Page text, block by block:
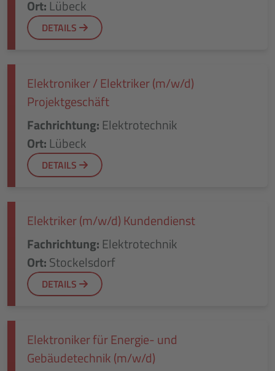
Ort: Lübeck
DETAILS
Elektroniker / Elektriker (m/w/d)
Projektgeschäft
Fachrichtung: Elektrotechnik
Ort: Lübeck
DETAILS
Elektriker (m/w/d) Kundendienst
Fachrichtung: Elektrotechnik
Ort:Stockelsdorf
DETAILS
Elektroniker für Energie- und
Gebäudetechnik (m/w/d)